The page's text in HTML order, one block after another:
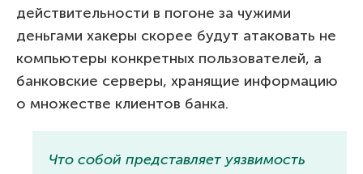
действительности в погоне за чужими
деньгами хакеры скорее будут атаковать не
компьютеры конкретных пользователей, а
банковские серверы, хранящие информацию
о множестве клиентов банка.
Что собой представляет уязвимость